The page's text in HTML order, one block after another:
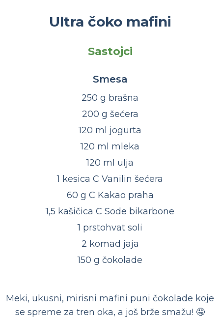
Ultra čoko mafini
Sastojci
Smesa
250 g brašna
200 g šećera
120 ml jogurta
120 ml mleka
120 ml ulja
1 kesica C Vanilin šećera
60 g C Kakao praha
1,5 kašičica C Sode bikarbone
1 prstohvat soli
2 komad jaja
150 g čokolade
Meki, ukusni, mirisni mafini puni čokolade koje
se spreme za tren oka, a još brže smažu! 🤤